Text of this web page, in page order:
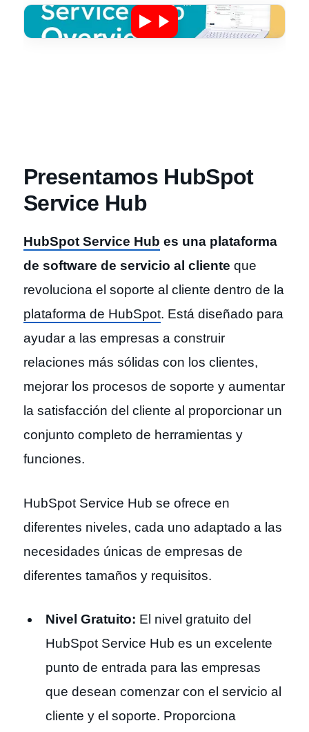
Presentamos HubSpot
Service Hub
HubSpot Service Hub es una plataforma
de software de servicio al cliente que
revoluciona el soporte al cliente dentro de la
plataforma de HubSpot. Está diseñado para
ayudar a las empresas a construir
relaciones más sólidas con los clientes,
mejorar los procesos de soporte y aumentar
la satisfacción del cliente al proporcionar un
conjunto completo de herramientas y
funciones.
HubSpot Service Hub se ofrece en
diferentes niveles, cada uno adaptado a las
necesidades únicas de empresas de
diferentes tamaños y requisitos.
Nivel Gratuito: El nivel gratuito del
HubSpot Service Hub es un excelente
punto de entrada para las empresas
que desean comenzar con el servicio al
cliente y el soporte. Proporciona